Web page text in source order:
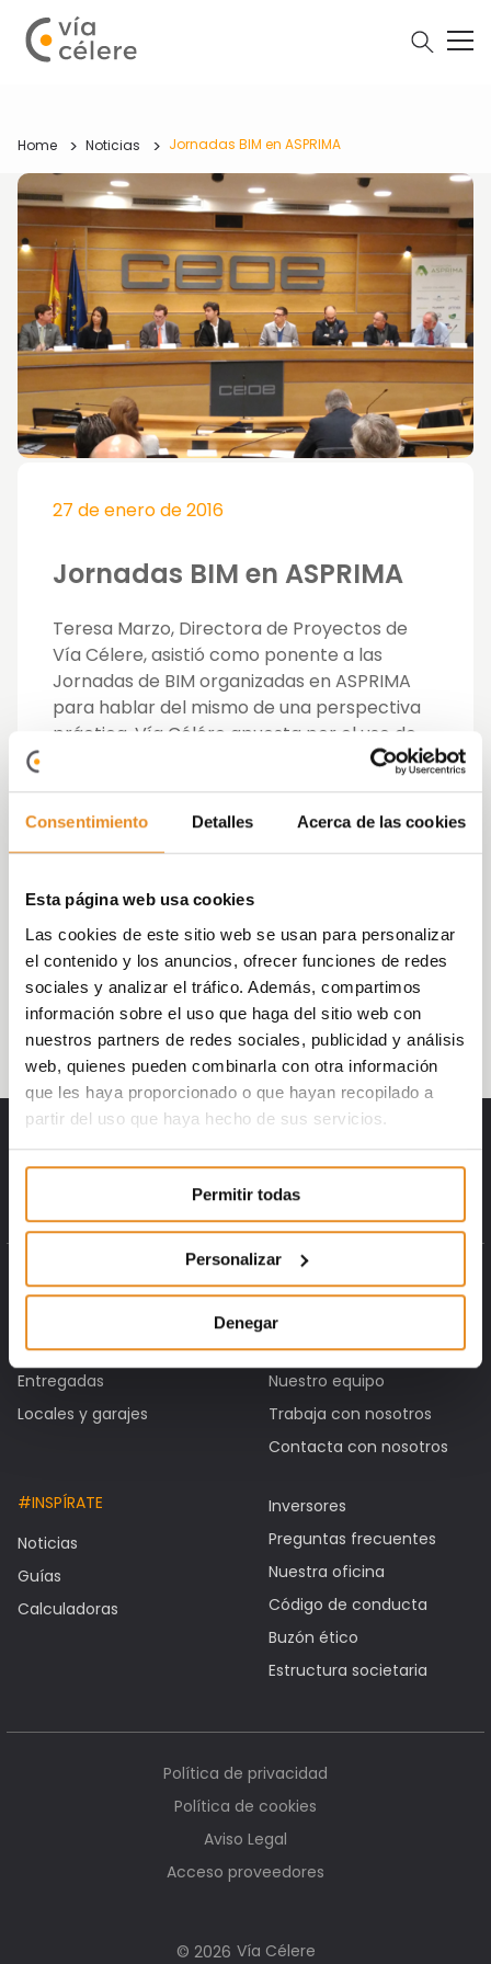
Consentimiento Detalles Acerca de las cookies
Esta página web usa cookies
Las cookies de este sitio web se usan para personalizar
el contenido y los anuncios, ofrecer funciones de redes
sociales y analizar el tráfico. Además, compartimos
información sobre el uso que haga del sitio web con
nuestros partners de redes sociales, publicidad y análisis
web, quienes pueden combinarla con otra información
que les haya proporcionado o que hayan recopilado a
partir del uso que haya hecho de sus servicios.
Permitir todas
Personalizar
Denegar
Home Noticias Jornadas BIM en ASPRIMA
27 de enero de 2016
Jornadas BIM en ASPRIMA
Teresa Marzo, Directora de Proyectos de
Vía Célere, asistió como ponente a las
Jornadas de BIM organizadas en ASPRIMA
para hablar del mismo de una perspectiva
práctica. Vía Célére apuesta por el uso de
constructivo.
información de un edificio a lo largo de su
que realiza el modelado del edificio en tres
dimensiones y a tiempo real, disminuyendo
la pérdida de tiempo y los recursos de
diseño y construcción.
Próximamente
Entregadas
Locales y garajes
CONÓCENOS
Sobre nosotros
Somos diferentes
Nuestro equipo
Trabaja con nosotros
Contacta con nosotros
#INSPÍRATE
Noticias
Guías
Calculadoras
Inversores
Preguntas frecuentes
Nuestra oficina
Código de conducta
Buzón ético
Estructura societaria
© 2026 Vía Célere
Política de privacidad
Política de cookies
Aviso Legal
Acceso proveedores